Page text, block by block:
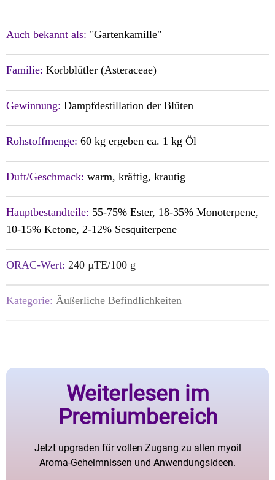
Auch bekannt als: "Gartenkamille"
Familie: Korbblütler (Asteraceae)
Gewinnung: Dampfdestillation der Blüten
Rohstoffmenge: 60 kg ergeben ca. 1 kg Öl
Duft/Geschmack: warm, kräftig, krautig
Hauptbestandteile: 55-75% Ester, 18-35% Monoterpene,
10-15% Ketone, 2-12% Sesquiterpene
ORAC-Wert: 240 µTE/100 g
Kategorie: Äußerliche Befindlichkeiten
Weiterlesen im
Premiumbereich
Jetzt upgraden für vollen Zugang zu allen myoil
Aroma-Geheimnissen und Anwendungsideen.